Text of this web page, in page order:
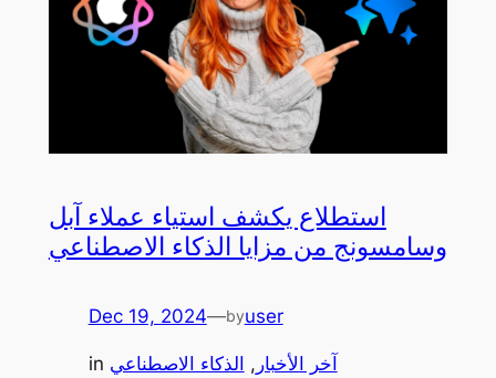
استطلاع يكشف استياء عملاء آبل
وسامسونج من مزايا الذكاء الاصطناعي
Dec 19, 2024—byuser
in آخر الأخبار , الذكاء الاصطناعي